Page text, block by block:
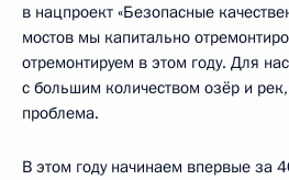
в нацпроект «Безопасные
мостов мы капитально
отремонтируем в этом году. Для
с большим количеством озёр и
проблема.
В этом году начинаем впервые за